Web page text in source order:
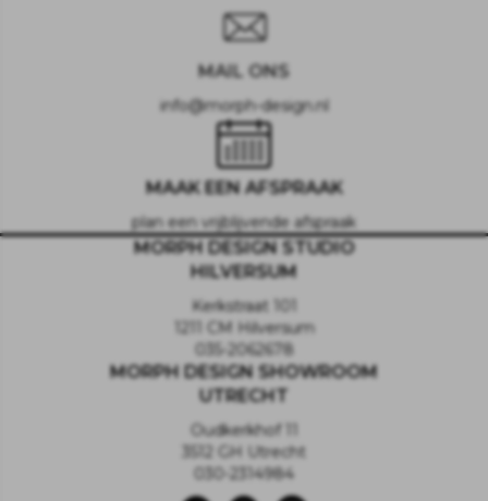
MAIL ONS
info@morph-design.nl
MAAK EEN AFSPRAAK
plan een vrijblijvende afspraak
MORPH DESIGN STUDIO
HILVERSUM
Kerkstraat 101
1211 CM Hilversum
035-2062678
MORPH DESIGN SHOWROOM
UTRECHT
Oudkerkhof 11
3512 GH Utrecht
030-2314984